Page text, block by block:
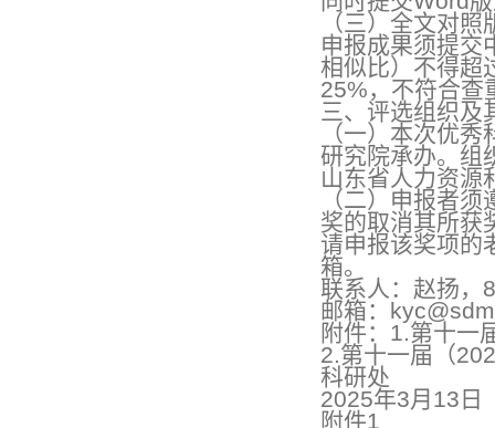
（三）全文对
申报成果须提交
相似比）不得超
25%，不符合查
三、评选组织及
（一）本次优
研究院承办。组
山东省人力资源
（二）申报者
奖的取消其所获
请申报该奖项的
箱。
联系人：赵扬，
邮箱：
附件：1.第十一
2.第十一届（
科研处
2025年3月13日
附件1